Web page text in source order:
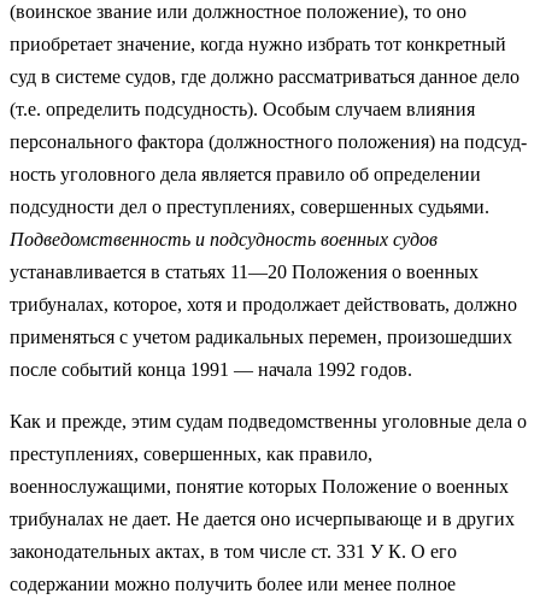
(воинское звание или должностное положение), то оно
приобретает значе­ние, когда нужно избрать тот конкретный
суд в системе судов, где должно рассматриваться данное дело
(т.е. определить подсудность). Особым случа­ем влияния
персонального фактора (должностного положения) на подсуд­
ность уголовного дела является правило об определении
подсудности дел о преступлениях, совершенных судьями.
Подведомственность и подсудность военных судов
устанавливается в статьях 11—20 Положения о военных
трибуналах, которое, хотя и продол­жает действовать, должно
применяться с учетом радикальных перемен, произошедших
после событий конца 1991 — начала 1992 годов.
Как и прежде, этим судам подведомственны уголовные дела о
преступ­лениях, совершенных, как правило,
военнослужащими, понятие которых Положение о военных
трибуналах не дает. Не дается оно исчерпывающе и в других
законодательных актах, в том числе ст. 331 У К. О его
содержании можно получить более или менее полное